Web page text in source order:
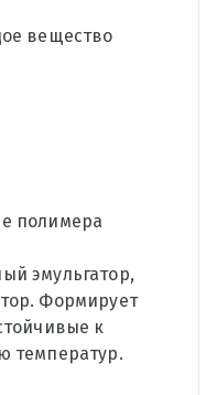
вещество
полимера
эмульгатор,
Формирует
к
температур.